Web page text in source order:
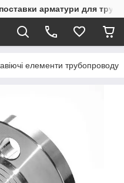
арматури для
елементи трубопроводу